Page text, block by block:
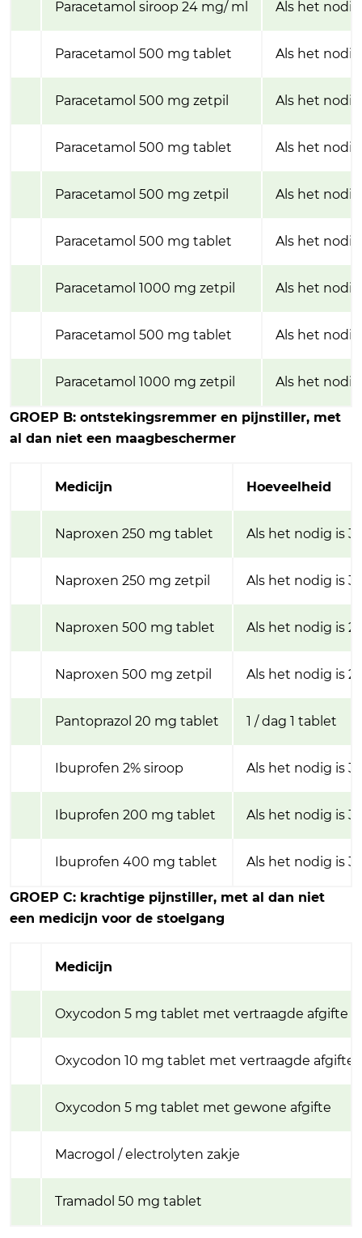
Paracetamol siroop 24 mg/ ml Als het nodig
Paracetamol 500 mg tablet Als het
Paracetamol 500 mg zetpil Als het nodig
Paracetamol 500 mg tablet Als het
Paracetamol 500 mg zetpil Als het
Paracetamol 500 mg tablet Als het
Paracetamol 1000 mg zetpil Als het nodig
Paracetamol 500 mg tablet Als het
Paracetamol 1000 mg zetpil Als het
GROEP B: ontstekingsremmer en pijnstiller, met
al dan niet een maagbeschermer
Medicijn Hoeveelheid
Naproxen 250 mg tablet Als het nodig is 3
Naproxen 250 mg zetpil Als het nodig is 3
Naproxen 500 mg tablet Als het nodig is 2
Naproxen 500 mg zetpil Als het nodig is 2
Pantoprazol 20 mg tablet 1 / dag 1 tablet
Ibuprofen 2% siroop Als het nodig is 3
Ibuprofen 200 mg tablet Als het nodig is 3
Ibuprofen 400 mg tablet Als het nodig is 3
GROEP C: krachtige pijnstiller, met al dan niet
een medicijn voor de stoelgang
Medicijn
Oxycodon 5 mg tablet met vertraagde afgifte
Oxycodon 10 mg tablet met vertraagde afgifte
Oxycodon 5 mg tablet met gewone afgifte
Macrogol / electrolyten zakje
Tramadol 50 mg tablet